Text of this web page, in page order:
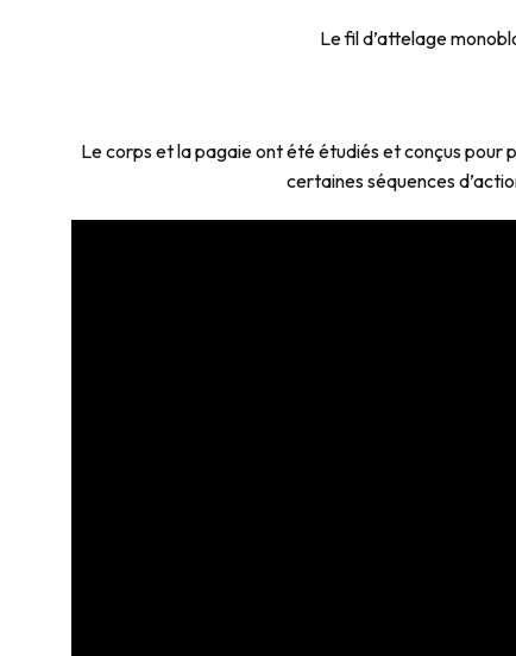
Le fil d’attelage
Le corps et la pagaie ont été étudiés et conçus pour
certaines séquences